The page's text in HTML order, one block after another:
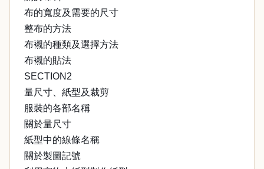
布的寬度及需要的尺寸
整布的方法
布襯的種類及選擇方法
布襯的貼法
SECTION2
量尺寸、紙型及裁剪
服裝的各部名稱
關於量尺寸
紙型中的線條名稱
關於製圖記號